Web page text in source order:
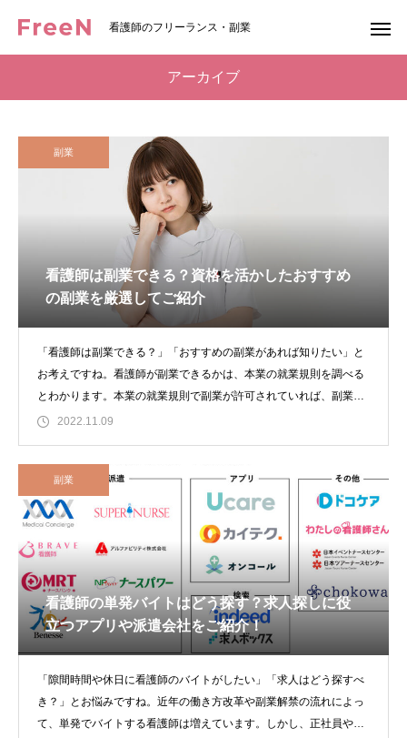
看護師のフリーランス・副業
アーカイブ
副業
看護師は副業できる？資格を活かしたおすすめ
の副業を厳選してご紹介
「看護師は副業できる？」「おすすめの副業があれば知りたい」と
お考えですね。看護師が副業できるかは、本業の就業規則を調べる
とわかります。本業の就業規則で副業が許可されていれば、副業し
ても問題あ
2022.11.09
副業
看護師の単発バイトはどう探す？求人探しに役
立つアプリや派遣会社をご紹介！
「隙間時間や休日に看護師のバイトがしたい」「求人はどう探すべ
き？」とお悩みですね。近年の働き方改革や副業解禁の流れによっ
て、単発でバイトする看護師は増えています。しかし、正社員やパ